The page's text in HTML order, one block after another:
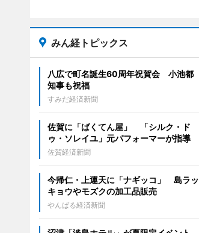
みん経トピックス
八広で町名誕生60周年祝賀会 小池都
知事も祝福
すみだ経済新聞
佐賀に「ばくてん屋」 「シルク・ド
ゥ・ソレイユ」元パフォーマーが指導
佐賀経済新聞
今帰仁・上運天に「ナギッコ」 島ラッ
キョウやモズクの加工品販売
やんばる経済新聞